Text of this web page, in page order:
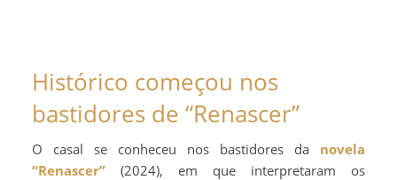
Histórico começou nos
bastidores de “Renascer”
O casal se conheceu nos bastidores da novela
“Renascer” (2024), em que interpretaram os